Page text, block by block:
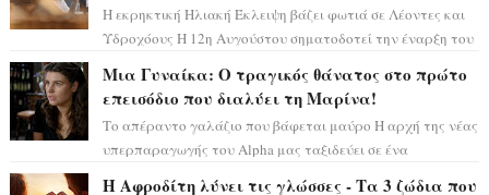
Η εκρηκτική Ηλιακή Έκλειψη βάζει φωτιά σε Λέοντες και
Υδροχόους Η 12η Αυγούστου σηματοδοτεί την έναρξη του
Μια Γυναίκα: Ο τραγικός θάνατος στο πρώτο
επεισόδιο που διαλύει τη Μαρίνα!
Το απέραντο γαλάζιο που βάφεται μαύρο Η αρχή της νέας
υπερπαραγωγής του Alpha μας ταξιδεύει σε ένα
Η Αφροδίτη λύνει τις γλώσσες - Τα 3 ζώδια που